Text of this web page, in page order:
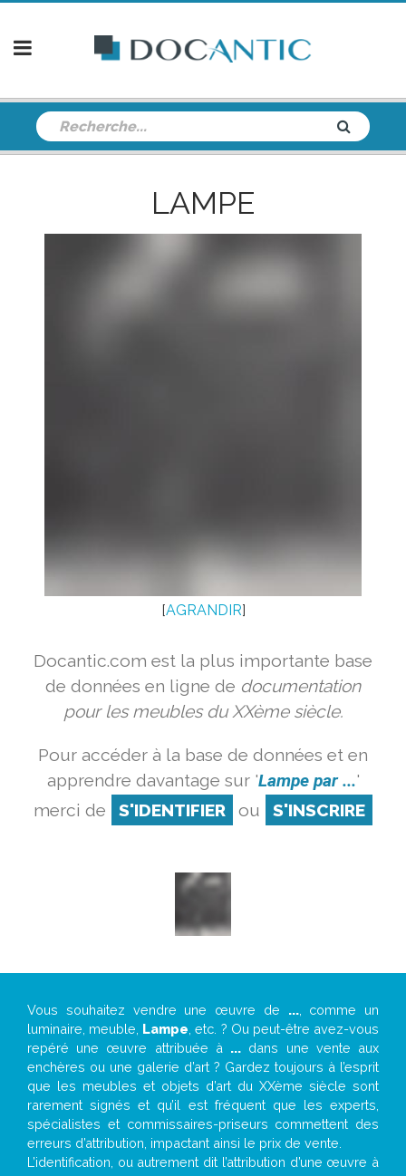
LAMPE
[AGRANDIR]
Docantic.com est la plus importante base
de données en ligne de documentation
pour les meubles du XXème siècle.
Pour accéder à la base de données et en
apprendre davantage sur 'Lampe par ...'
merci de
S'IDENTIFIER ou S'INSCRIRE
Vous souhaitez vendre une œuvre de ..., comme un
luminaire, meuble, Lampe , etc. ? Ou peut-être avez-vous
repéré une œuvre attribuée à ... dans une vente aux
enchères ou une galerie d’art ? Gardez toujours à l’esprit
que les meubles et objets d’art du XXème siècle sont
rarement signés et qu’il est fréquent que les experts,
spécialistes et commissaires-priseurs commettent des
erreurs d’attribution, impactant ainsi le prix de vente.
L’identification, ou autrement dit l’attribution d’une œuvre à